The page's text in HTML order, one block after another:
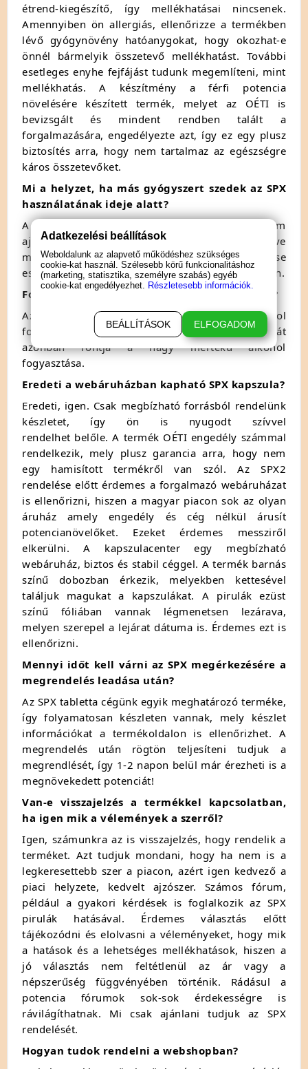
étrend-kiegészítő, így mellékhatásai nincsenek.
Amennyiben ön allergiás, ellenőrizze a termékben
lévő gyógynövény hatóanygokat, hogy okozhat-e
önnél bármelyik összetevő mellékhatást. További
esetleges enyhe fejfájást tudunk megemlíteni, mint
mellékhatás. A készítmény a férfi potencia
növelésére készített termék, melyet az OÉTI is
bevizsgált és mindent rendben talált a
forgalmazására, engedélyezte azt, így ez egy plusz
biztosítés arra, hogy nem tartalmaz az egészségre
káros összetevőket.
Mi a helyzet, ha más gyógyszert szedek az SPX
használatának ideje alatt?
A termék a vérnyomásra hatással lehet, így nem
ajánljuk szív- és érrendszeri betegségekre illetve
magas vérnyomásra szedett gyógyszerek szedése
esetén. Kérjük konzultáljon orvosával ilyen esetben.
Fogyaszthatok-e alkolholt az SPX2 szedésekor?
Az SPX vágyfokozó szer mérsékelt alkohol
fogyasztása mellett szedhető! Az erekció hatását
azonban rontja a nagy mértékű alkohol
fogyasztása.
Eredeti a webáruházban kapható SPX kapszula?
Eredeti, igen. Csak megbízható forrásból rendelünk
készletet, így ön is nyugodt szívvel
rendelhet belőle. A termék OÉTI engedély számmal
rendelkezik, mely plusz garancia arra, hogy nem
egy hamisított termékről van szól. Az SPX2
rendelése előtt érdemes a forgalmazó webáruházat
is ellenőrizni, hiszen a magyar piacon sok az olyan
áruház amely engedély és cég nélkül árusít
potencianövelőket. Ezeket érdemes messziről
elkerülni. A kapszulacenter egy megbízható
webáruház, biztos és stabil céggel. A termék barnás
színű dobozban érkezik, melyekben kettesével
találjuk magukat a kapszulákat. A pirulák ezüst
színű fóliában vannak légmenetsen lezárava,
melyen szerepel a lejárat dátuma is. Érdemes ezt is
ellenőrizni.
Mennyi időt kell várni az SPX megérkezésére a
megrendelés leadása után?
Az SPX tabletta cégünk egyik meghatározó terméke,
így folyamatosan készleten vannak, mely készlet
információkat a termékoldalon is ellenőrizhet. A
megrendelés után rögtön teljesíteni tudjuk a
megrendlését, így 1-2 napon belül már érezheti is a
megnövekedett potenciát!
Van-e visszajelzés a termékkel kapcsolatban,
ha igen mik a vélemények a szerről?
Igen, számunkra az is visszajelzés, hogy rendelik a
terméket. Azt tudjuk mondani, hogy ha nem is a
legkeresettebb szer a piacon, azért igen kedvező a
piaci helyzete, kedvelt ajzószer. Számos fórum,
például a gyakori kérdések is foglalkozik az SPX
pirulák hatásával. Érdemes választás előtt
tájékozódni és elolvasni a véleményeket, hogy mik
a hatások és a lehetséges mellékhatások, hiszen a
jó választás nem feltétlenül az ár vagy a
népszerűség függvényében történik. Rádásul a
potencia fórumok sok-sok érdekességre is
rávilágíthatnak. Mi csak ajánlani tudjuk az SPX
rendelését.
Hogyan tudok rendelni a webshopban?
Adatkezelési beállítások
Weboldalunk az alapvető működéshez szükséges
cookie-kat használ. Szélesebb körű funkcionalitáshoz
(marketing, statisztika, személyre szabás) egyéb
cookie-kat engedélyezhet. Részletesebb információk.
BEÁLLÍTÁSOK ELFOGADOM